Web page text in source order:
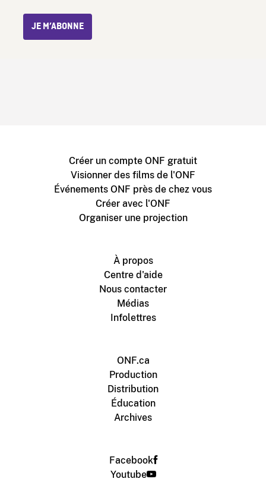
JE M’ABONNE
Créer un compte ONF gratuit
Visionner des films de l'ONF
Événements ONF près de chez vous
Créer avec l'ONF
Organiser une projection
À propos
Centre d'aide
Nous contacter
Médias
Infolettres
ONF.ca
Production
Distribution
Éducation
Archives
Facebook
Youtube